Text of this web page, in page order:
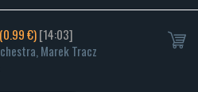
(0.99 €)[14:03]
Marek Tracz